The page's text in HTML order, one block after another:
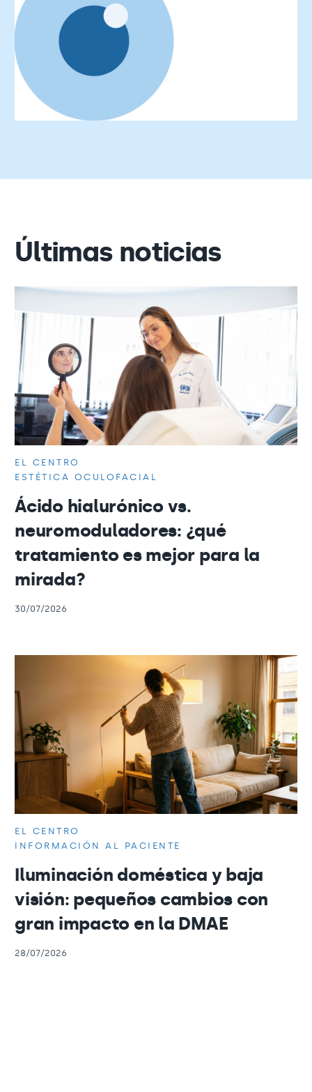
Últimas noticias
EL CENTRO
ESTÉTICA OCULOFACIAL
Ácido hialurónico vs.
neuromoduladores: ¿qué
tratamiento es mejor para la
mirada?
30/07/2026
EL CENTRO
INFORMACIÓN AL PACIENTE
Iluminación doméstica y baja
visión: pequeños cambios con
gran impacto en la DMAE
28/07/2026